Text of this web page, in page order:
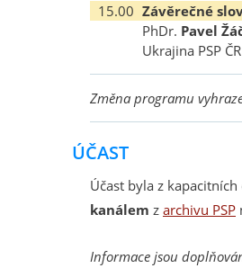
15.00 Závěrečné
PhDr. Pavel
Ukrajina PSP ČR
Změna programu
ÚČAST
Účast byla z
kanálem z archivu PSP
Informace jsou